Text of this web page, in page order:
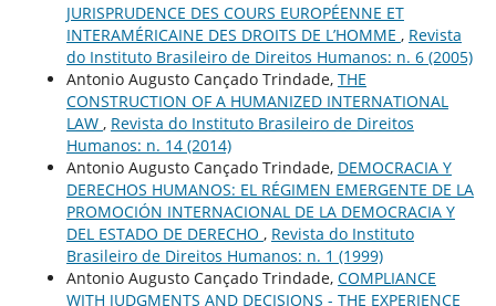
JURISPRUDENCE DES COURS EUROPÉENNE ET
INTERAMÉRICAINE DES DROITS DE L’HOMME , Revista
do Instituto Brasileiro de Direitos Humanos: n. 6 (2005)
Antonio Augusto Cançado Trindade, THE
CONSTRUCTION OF A HUMANIZED INTERNATIONAL
LAW , Revista do Instituto Brasileiro de Direitos
Humanos: n. 14 (2014)
Antonio Augusto Cançado Trindade, DEMOCRACIA Y
DERECHOS HUMANOS: EL RÉGIMEN EMERGENTE DE LA
PROMOCIÓN INTERNACIONAL DE LA DEMOCRACIA Y
DEL ESTADO DE DERECHO , Revista do Instituto
Brasileiro de Direitos Humanos: n. 1 (1999)
Antonio Augusto Cançado Trindade, COMPLIANCE
WITH JUDGMENTS AND DECISIONS - THE EXPERIENCE